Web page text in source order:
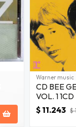
Warner music
CD BEE
VOL. 1 1CD
$ 11.243 $